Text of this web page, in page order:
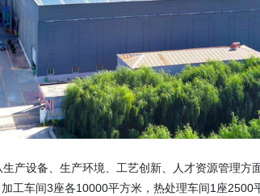
产设备、生产环境、工艺创新、人才资源管理
工车间3座各10000平方米，热处理车间1座